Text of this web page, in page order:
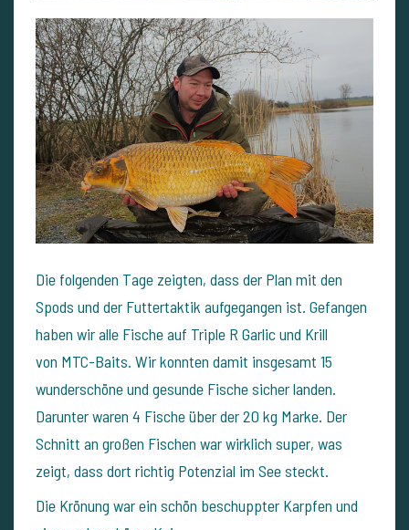
Die folgenden Tage zeigten, dass der Plan mit den
Spods und der Futtertaktik aufgegangen ist. Gefangen
haben wir alle Fische auf Triple R Garlic und Krill
von MTC-Baits. Wir konnten damit insgesamt 15
wunderschöne und gesunde Fische sicher landen.
Darunter waren 4 Fische über der 20 kg Marke. Der
Schnitt an großen Fischen war wirklich super, was
zeigt, dass dort richtig Potenzial im See steckt.
Die Krönung war ein schön beschuppter Karpfen und